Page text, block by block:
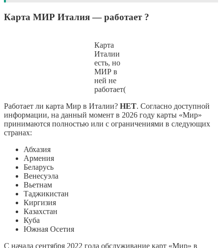
Карта МИР Италия — работает ?
Карта
Италии
есть, но
МИР в
ней не
работает(
Работает ли карта Мир в Италии? НЕТ. Согласно доступной
информации, на данный момент в 2026 году карты «Мир»
принимаются полностью или с ограничениями в следующих
странах:
Абхазия
Армения
Беларусь
Венесуэла
Вьетнам
Таджикистан
Киргизия
Казахстан
Куба
Южная Осетия
С начала сентября 2022 года обслуживание карт «Мир» в